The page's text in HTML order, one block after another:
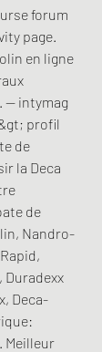
forum
page.
en ligne
— intymag
profil
de
la Deca
de
Nandro-
Duradexx
Deca-
Meilleur